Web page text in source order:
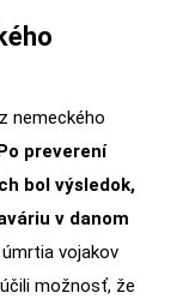
nemeckého
preverení
bol výsledok,
v danom
vojakov
možnosť, že